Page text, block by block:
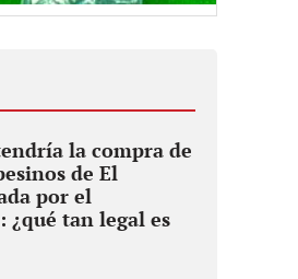
la compra de
de El
por el
¿qué tan legal es